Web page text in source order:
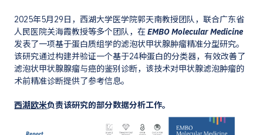
2025年5月29日，西湖大学医学院郭天南教授团队，联合广东省
人民医院关海霞教授等多个团队，在EMBO Molecular Medicine
发表了一项基于蛋白质组学的滤泡状甲状腺肿瘤精准分型研究。
该研究通过构建并验证一个基于24种蛋白的分类器，有效改善了
滤泡状甲状腺腺瘤与癌的鉴别诊断，该技术对甲状腺滤泡肿瘤的
术前精准诊断提供了参考信息。
西湖欧米负责该研究的部分数据分析工作。